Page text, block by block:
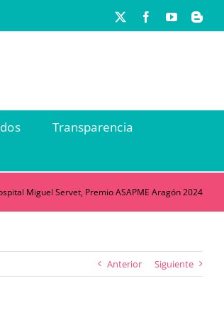
FacebookYouTube
Transparencia
Miguel Servet, Premio ASAPME Aragón 2024
Anterior Siguiente